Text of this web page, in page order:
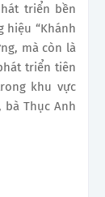
triển bền
hiệu “Khánh
mà còn là
triển tiên
khu vực
bà Thục Anh